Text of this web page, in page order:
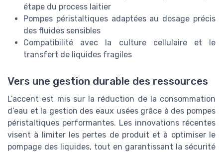
étape du process laitier
Pompes péristaltiques adaptées au dosage précis
des fluides sensibles
Compatibilité avec la culture cellulaire et le
transfert de liquides fragiles
Vers une gestion durable des ressources
L’accent est mis sur la réduction de la consommation
d’eau et la gestion des eaux usées grâce à des pompes
péristaltiques performantes. Les innovations récentes
visent à limiter les pertes de produit et à optimiser le
pompage des liquides, tout en garantissant la sécurité